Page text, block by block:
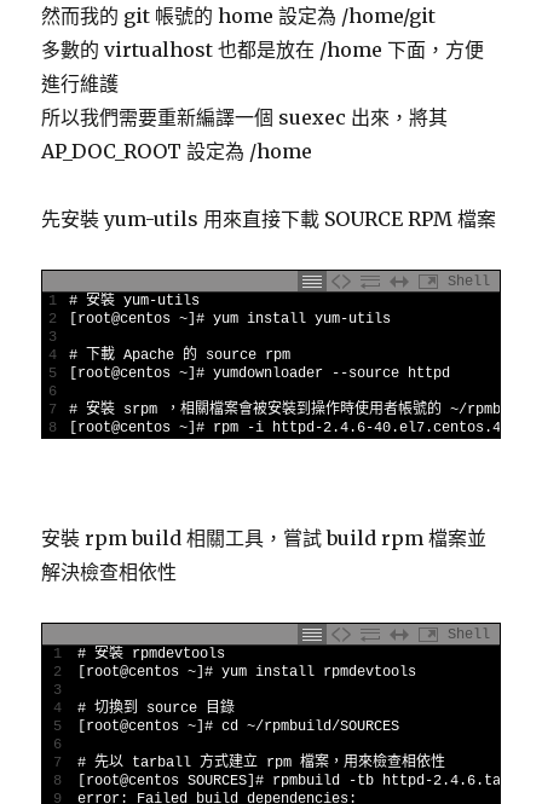
然而我的 git 帳號的 home 設定為 /home/git
多數的 virtualhost 也都是放在 /home 下面，方便
進行維護
所以我們需要重新編譯一個 suexec 出來，將其
AP_DOC_ROOT 設定為 /home
先安裝 yum-utils 用來直接下載 SOURCE RPM 檔案
Shell
1
2
3
4
5
6
7
8
# 安裝 yum-utils
root@centos ~ ]# yum install yum-utils
# 下載 Apache 的 source rpm
root@centos ~ ]# yumdownloader --source httpd
# 安裝 srpm ，相關檔案會被安裝到操作時使用者帳號的 ~/rpmbuild
root@centos ~ ]# rpm -i httpd-2.4.6-
安裝 rpm build 相關工具，嘗試 build rpm 檔案並
解決檢查相依性
Shell
1
2
3
4
5
6
7
8
9
# 安裝 rpmdevtools
root@centos ~ ]# yum install rpmdevtools
# 切換到 source 目錄
root@centos ~ ]# cd ~/rpmbuild/SOURCES
# 先以 tarball 方式建立 rpm 檔案，用來檢查相依性
root@centos SOURCES ]# rpmbuild -tb httpd-
error: Failed build dependencies: